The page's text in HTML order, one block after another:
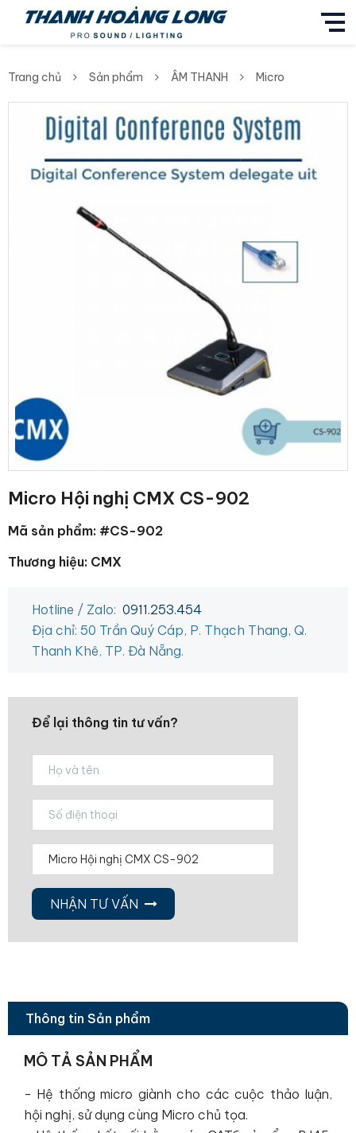
Trang chủ Sản phẩm ÂM THANH Micro
Micro Hội nghị CMX CS-902
Mã sản phẩm: #CS-902
Thương hiệu: CMX
Hotline / Zalo: 0911.253.454
Địa chỉ: 50 Trần Quý Cáp, P. Thạch Thang, Q.
Thanh Khê, TP. Đà Nẵng.
Để lại thông tin tư vấn?
NHẬN TƯ VẤN
Thông tin Sản phẩm
MÔ TẢ SẢN PHẨM
- Hệ thống micro giành cho các cuộc thảo luận,
hội nghị, sử dụng cùng Micro chủ tọa.